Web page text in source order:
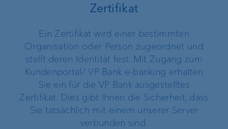
Zertifikat
Ein Zertifikat wird einer bestimmten
Organisation oder Person zugeordnet und
stellt deren Identität fest. Mit Zugang zum
Kundenportal/ VP Bank e-banking erhalten
Sie ein für die VP Bank ausgestelltes
Zertifikat. Dies gibt Ihnen die Sicherheit, dass
Sie tatsächlich mit einem unserer Server
verbunden sind.